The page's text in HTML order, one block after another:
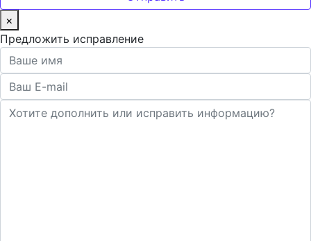
×
Предложить исправление